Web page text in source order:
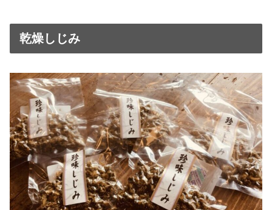
乾燥しじみ